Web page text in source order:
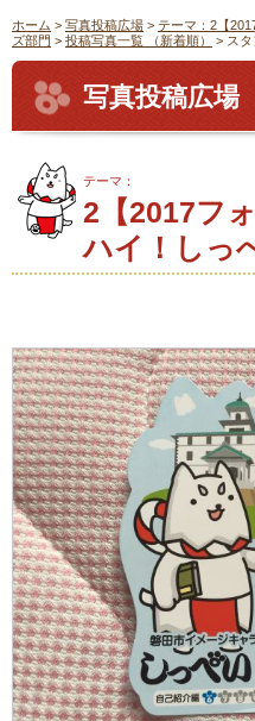
ホーム > 写真投稿広場 > テーマ：2【
ズ部門 > 投稿写真一覧 （新着順） > ス
写真投稿広場
テーマ：
2【2017フ
ハイ！しっ